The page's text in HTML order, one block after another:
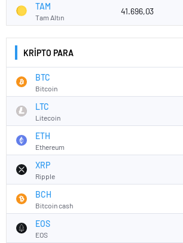
TAM
Tam Altın
41.696,03
KRİPTO PARA
BTC
Bitcoin
LTC
Litecoin
ETH
Ethereum
XRP
Ripple
BCH
Bitcoin cash
EOS
EOS